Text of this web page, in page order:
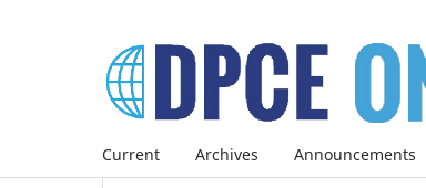
Current Archives Announcements